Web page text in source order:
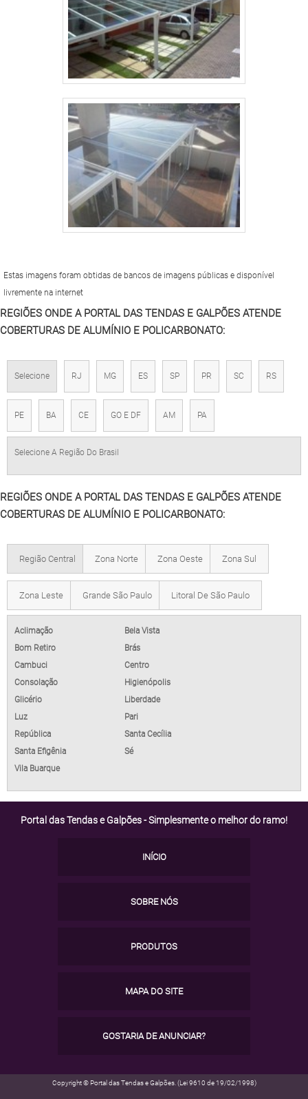
Estas imagens foram obtidas de bancos de imagens públicas e disponível
livremente na internet
REGIÕES ONDE A PORTAL DAS TENDAS E GALPÕES ATENDE
COBERTURAS DE ALUMÍNIO E POLICARBONATO:
Selecione RJ MG ES SP PR SC RS
PE BA CE GO E DF AM PA
Selecione A Região Do Brasil
REGIÕES ONDE A PORTAL DAS TENDAS E GALPÕES ATENDE
COBERTURAS DE ALUMÍNIO E POLICARBONATO:
Região Central Zona Norte Zona Oeste Zona Sul
Zona Leste Grande São Paulo Litoral De São Paulo
Aclimação
Bela Vista
Bom Retiro
Brás
Cambuci
Centro
Consolação
Higienópolis
Glicério
Liberdade
Luz
Pari
República
Santa Cecília
Santa Efigênia
Sé
Vila Buarque
Portal das Tendas e Galpões - Simplesmente o melhor do ramo!
INÍCIO
SOBRE NÓS
PRODUTOS
MAPA DO SITE
GOSTARIA DE ANUNCIAR?
Copyright © Portal das Tendas e Galpões. (Lei 9610 de 19/02/1998)